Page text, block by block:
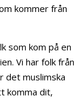
kommer från
som kom på en
Vi har folk från
det muslimska
komma dit,